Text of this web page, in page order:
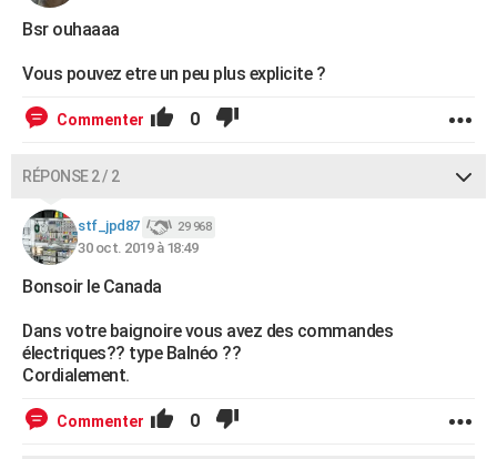
Bricolage
Lifestyle
Culture
Sport
Auto
Television
Voyage
Cinema
Bsr ouhaaaa
Vous pouvez etre un peu plus explicite ?
Commenter 0
RÉPONSE 2 / 2
stf_jpd87 29 968
30 oct. 2019 à 18:49
Bonsoir le Canada
Dans votre baignoire vous avez des commandes
électriques?? type Balnéo ??
Cordialement.
Commenter 0